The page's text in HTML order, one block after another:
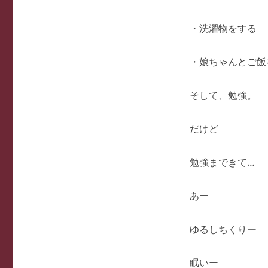
・洗濯物をする
・娘ちゃんとご
そして、勉強。
だけど
勉強まできて…
あー
ゆるしちくりー
眠いー